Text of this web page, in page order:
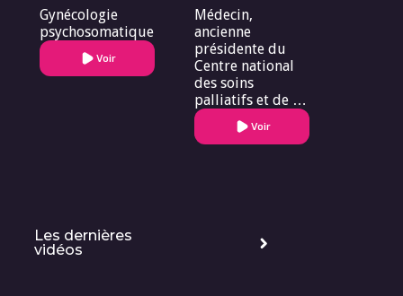
Gynécologie
psychosomatique
Voir
Médecin,
ancienne
présidente du
Centre national
des soins
palliatifs et de la
fin de vie
Voir
Les dernières
vidéos